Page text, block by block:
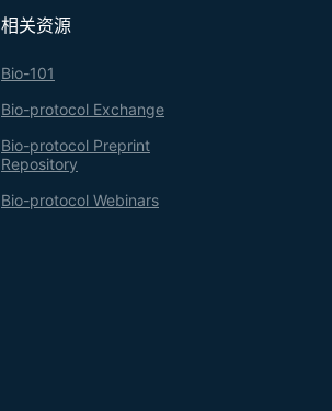
相关资源
Bio-101
Bio-protocol Exchange
Bio-protocol Preprint
Repository
Bio-protocol Webinars